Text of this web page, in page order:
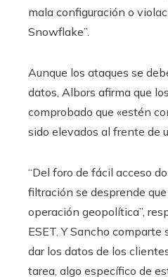
mala configuración o
Snowflake”.
Aunque los ataques se
datos, Albors afirma que
comprobado que «estén
sido elevados al frente de
“Del foro de fácil acceso
filtración se desprende
operación geopolítica”,
ESET. Y Sancho comparte
dar los datos de los
tarea, algo específico de